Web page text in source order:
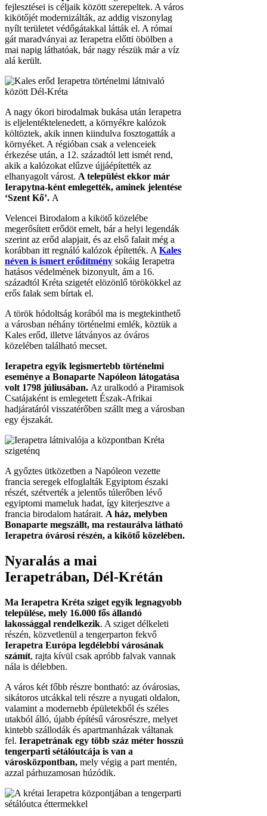
fejlesztései is céljaik között szerepeltek. A város
kikötőjét modernizálták, az addig viszonylag
nyílt területet védőgátakkal látták el. A római
gát maradványai az Ierapetra előtti öbölben a
mai napig láthatóak, bár nagy részük már a víz
alá került.
A nagy ókori birodalmak bukása után Ierapetra
is eljelentéktelenedett, a környékre kalózok
költöztek, akik innen kiindulva fosztogatták a
környéket. A régióban csak a velenceiek
érkezése után, a 12. századtól lett ismét rend,
akik a kalózokat elűzve újjáépítették az
elhanyagolt várost. A települést ekkor már
Ierapytna-ként emlegették, aminek jelentése
‘Szent Kő’. A
Velencei Birodalom a kikötő közelébe
megerősített erődöt emelt, bár a helyi legendák
szerint az erőd alapjait, és az első falait még a
korábban itt regnáló kalózok építették. A Kales
néven is ismert erődítmény sokáig Ierapetra
hatásos védelmének bizonyult, ám a 16.
századtól Kréta szigetét elözönlő törökökkel az
erős falak sem bírtak el.
A török hódoltság korából ma is megtekinthető
a városban néhány történelmi emlék, köztük a
Kales erőd, illetve látványos az óváros
közelében található mecset.
Ierapetra egyik legismertebb történelmi
eseménye a Bonaparte Napóleon látogatása
volt 1798 júliusában. Az uralkodó a Piramisok
Csatájaként is emlegetett Észak-Afrikai
hadjáratáról visszatérőben szállt meg a városban
egy éjszakát.
A győztes ütközetben a Napóleon vezette
francia seregek elfoglalták Egyiptom északi
részét, szétverték a jelentős túlerőben lévő
egyiptomi mameluk hadat, így kiterjesztve a
francia birodalom határait. A ház, melyben
Bonaparte megszállt, ma restaurálva látható
Ierapetra óvárosi részén, a kikötő közelében.
Nyaralás a mai
Ierapetrában, Dél-Krétán
Ma Ierapetra Kréta sziget egyik legnagyobb
települése, mely 16.000 fős állandó
lakossággal rendelkezik. A sziget délkeleti
részén, közvetlenül a tengerparton fekvő
Ierapetra Európa legdélebbi városának
számít, rajta kívül csak apróbb falvak vannak
nála is délebben.
A város két főbb részre bontható: az óvárosias,
sikátoros utcákkal teli részre a nyugati oldalon,
valamint a modernebb épületekből és széles
utakból álló, újabb építésű városrészre, melyet
kintebb szállodák és apartmanházak váltanak
fel. Ierapetrának egy több száz méter hosszú
tengerparti sétálóutcája is van a
városközpontban, mely végig a part mentén,
azzal párhuzamosan húzódik.